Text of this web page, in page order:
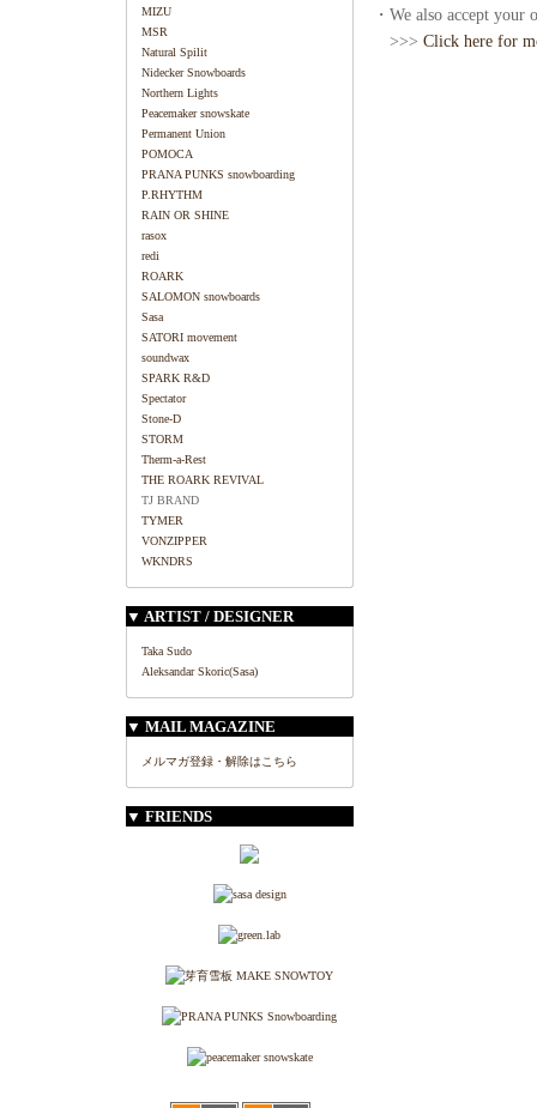
MIZU
MSR
Natural Spilit
Nidecker Snowboards
Northern Lights
Peacemaker snowskate
Permanent Union
POMOCA
PRANA PUNKS snowboarding
P.RHYTHM
RAIN OR SHINE
rasox
redi
ROARK
SALOMON snowboards
Sasa
SATORI movement
soundwax
SPARK R&D
Spectator
Stone-D
STORM
Therm-a-Rest
THE ROARK REVIVAL
TJ BRAND
TYMER
VONZIPPER
WKNDRS
▼ ARTIST / DESIGNER
Taka Sudo
Aleksandar Skoric(Sasa)
▼ MAIL MAGAZINE
メルマガ登録・解除はこちら
▼ FRIENDS
・We also accept your
>>> Click here for